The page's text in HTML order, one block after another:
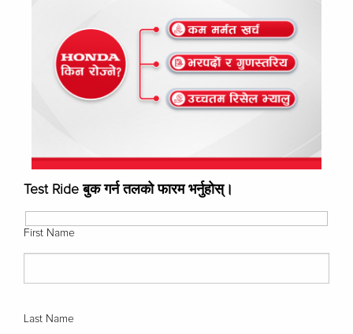
Test Ride बुक गर्न तलको फारम भर्नुहोस्।
First Name
Last Name